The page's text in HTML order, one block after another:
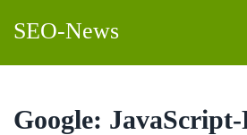
SEO-News
Google: